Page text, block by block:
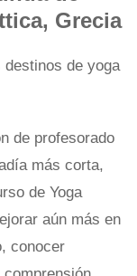
Grecia
de profesorado
más corta,
de Yoga
aún más en
conocer